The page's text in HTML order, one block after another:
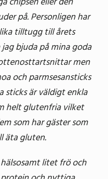
på. Personligen har
tilltugg till årets
bjuda på mina goda
men
och parmsesansticks
sticks är väldigt enkla
helt glutenfria vilket
som har gäster som
äta gluten.
litet frö och